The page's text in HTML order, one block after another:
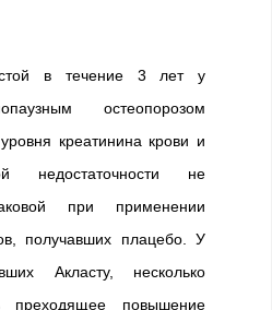
в течение 3 лет у
остеопорозом
креатинина крови и
недостаточности не
при применении
получавших плацебо. У
Акласту, несколько
преходящее повышение